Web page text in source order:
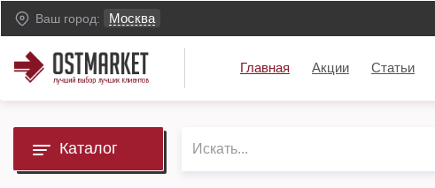
Ваш город: Москва
Главная Акции Статьи
Каталог